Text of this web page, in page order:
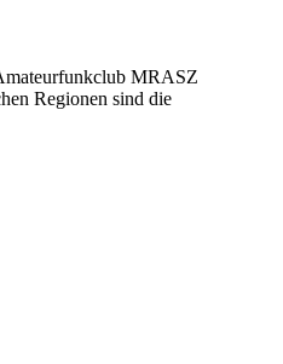
MRASZ
Regionen sind die